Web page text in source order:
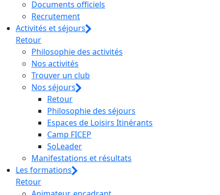
Documents officiels
Recrutement
Activités et séjours
Retour
Philosophie des activités
Nos activités
Trouver un club
Nos séjours
Retour
Philosophie des séjours
Espaces de Loisirs Itinérants
Camp FICEP
SoLeader
Manifestations et résultats
Les formations
Retour